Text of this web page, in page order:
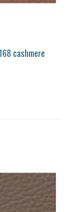
cashmere